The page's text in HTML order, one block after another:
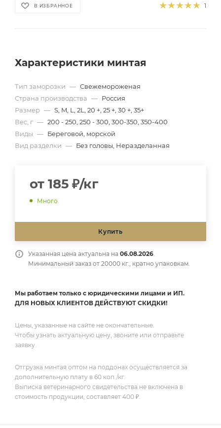
В ИЗБРАННОЕ 1
Характеристики минтая
Тип заморозки — Свежемороженая
Страна производства — Россия
Размер — S, M, L, 2L, 20 +, 25 +, 30 +, 35+
Вес, г — 200 - 250, 250 - 300, 300-350, 350-400
Виды — Береговой, морской
Вид разделки — Без головы, Неразделанная
от 185 ₽/кг
Много
Купить
Указанная цена актуальна на 06.08.2026
Минимальный заказ от 20000 кг., кратно упаковкам.
Мы работаем только с юридическими лицами и ИП.
ДЛЯ НОВЫХ КЛИЕНТОВ ДЕЙСТВУЮТ СКИДКИ!
Цены, указанные на сайте не окончательные.
Чтобы узнать актуальную цену, звоните или отправьте
заявку.
Отгрузка минтая оптом на поддонах осуществляется за
дополнительную плату в 60 коп./кг.
Выписка ветеринарного свидетельства не включена в
стоимость продукции, составляет 400 ₽.